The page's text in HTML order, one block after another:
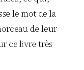
le mot de la
de leur
ce livre très